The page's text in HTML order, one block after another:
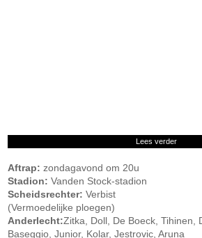
Lees verder
Aftrap: zondagavond om 20u
Stadion: Vanden Stock-stadion
Scheidsrechter: Verbist
(Vermoedelijke ploegen)
Anderlecht:Zitka, Doll, De Boeck, Tihinen,
Baseggio, Junior, Kolar, Jestrovic, Aruna